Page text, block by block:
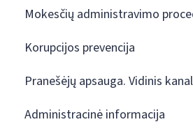
Mokesčių administravimo
Korupcijos prevencija
Pranešėjų apsauga. Vidinis
Administracinė informacija